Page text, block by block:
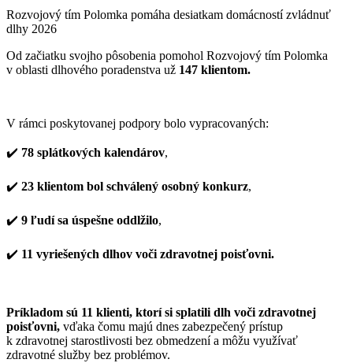
Rozvojový tím Polomka pomáha desiatkam domácností zvládnuť
dlhy 2026
Od začiatku svojho pôsobenia pomohol Rozvojový tím Polomka
v oblasti dlhového poradenstva už 147 klientom.
V rámci poskytovanej podpory bolo vypracovaných:
✔️ 78 splátkových kalendárov,
✔️ 23 klientom bol schválený osobný konkurz,
✔️ 9 ľudí sa úspešne oddlžilo,
✔️ 11 vyriešených dlhov voči zdravotnej poisťovni.
Príkladom sú 11 klienti, ktorí si splatili dlh voči zdravotnej
poisťovni, vďaka čomu majú dnes zabezpečený prístup
k zdravotnej starostlivosti bez obmedzení a môžu využívať
zdravotné služby bez problémov.